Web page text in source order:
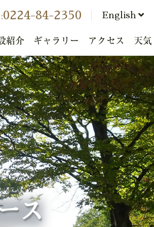
0224-84-2350 English
紹介 ギャラリー アクセス 天気
ス